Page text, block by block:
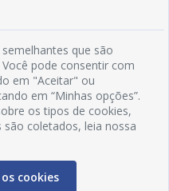
que são
pode consentir com
em "Aceitar" ou
em “Minhas opções”.
os tipos de cookies,
coletados, leia nossa
cookies